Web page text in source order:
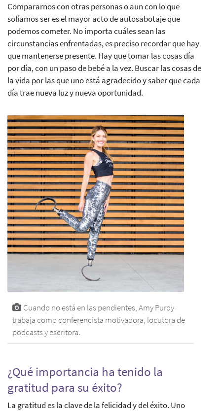
Compararnos con otras personas o aun con lo que
solíamos ser es el mayor acto de autosabotaje que
podemos cometer. No importa cuáles sean las
circunstancias enfrentadas, es preciso recordar que hay
que mantenerse presente. Hay que tomar las cosas día
por día, con un paso de bebé a la vez. Buscar las cosas de
la vida por las que uno está agradecido y saber que cada
día trae nueva luz y nueva oportunidad.
Cuando no está en las pendientes, Amy Purdy
trabaja como conferencista motivadora, locutora de
podcasts y escritora.
¿Qué importancia ha tenido la
gratitud para su éxito?
La gratitud es la clave de la felicidad y del éxito. Uno